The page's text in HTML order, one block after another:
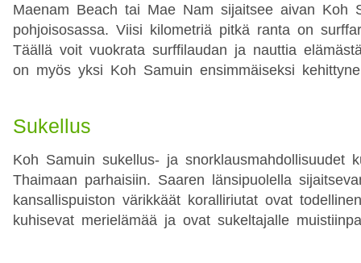
Maenam Beach tai Mae Nam sijaitsee aivan Koh
pohjoisosassa. Viisi kilometriä pitkä ranta on
Täällä voit vuokrata surffilaudan ja nauttia
on myös yksi Koh Samuin ensimmäiseksi
Sukellus
Koh Samuin sukellus- ja snorklausmahdollisuudet
Thaimaan parhaisiin. Saaren länsipuolella
kansallispuiston värikkäät koralliriutat ovat
kuhisevat merielämää ja ovat sukeltajalle